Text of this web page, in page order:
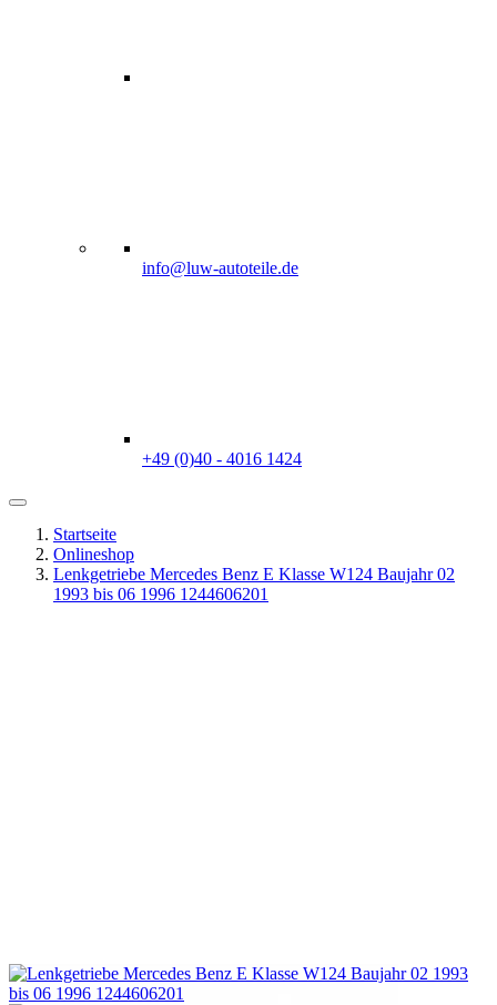
info@luw-autoteile.de
+49 (0)40 - 4016 1424
Startseite
Onlineshop
Lenkgetriebe Mercedes Benz E Klasse W124 Baujahr 02
1993 bis 06 1996 1244606201